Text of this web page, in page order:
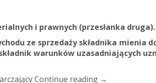
i prawnych (przesłanka druga).
ze sprzedaży składnika mienia
warunków uzasadniających
Continue reading →